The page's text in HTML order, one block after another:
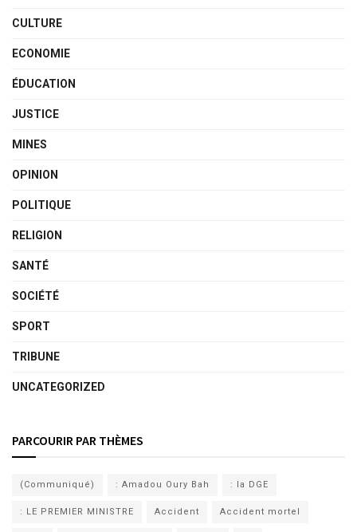
CULTURE
ECONOMIE
ÉDUCATION
JUSTICE
MINES
OPINION
POLITIQUE
RELIGION
SANTÉ
SOCIÉTÉ
SPORT
TRIBUNE
UNCATEGORIZED
PARCOURIR PAR THÈMES
(Communiqué) : Amadou Oury Bah : la DGE
: LE PREMIER MINISTRE Accident Accident mortel